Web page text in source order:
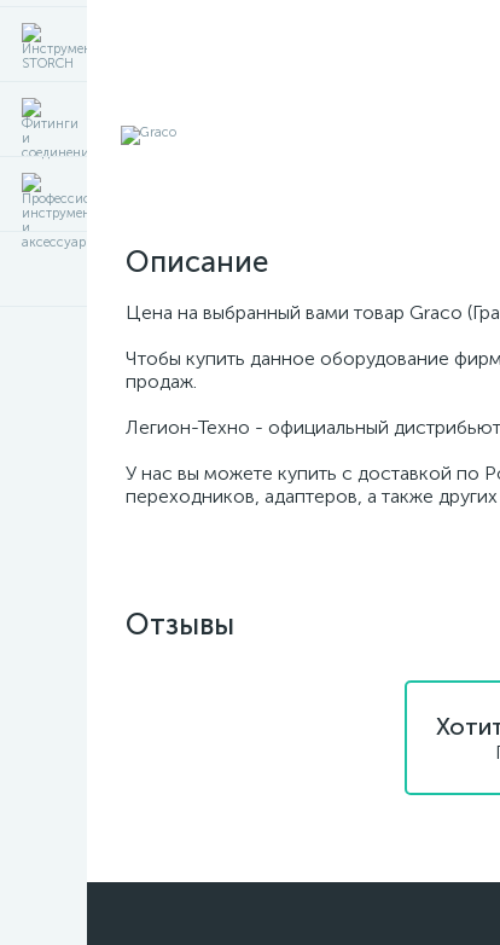
Описание
Цена на выбранный вами товар Graco
Чтобы купить данное оборудование
продаж.
Легион-Техно - официальный
У нас вы можете купить с доставкой по
переходников, адаптеров, а также
Отзывы